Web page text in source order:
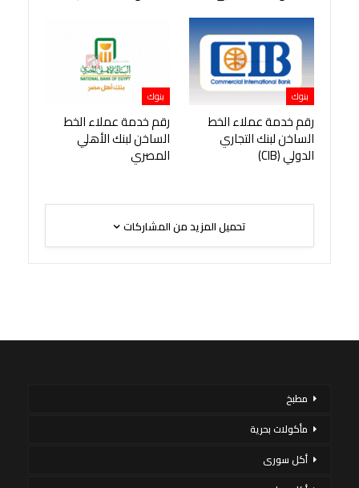
بنوك
رقم خدمة عملاء الخط
الساخن لبنك التجاري
الدولي (CIB)
بنوك
رقم خدمة عملاء الخط
الساخن لبنك الأهلي
المصري
تحميل المزيد من المشاركات
مطبخ
مأكولات بحرية
أكل سورى